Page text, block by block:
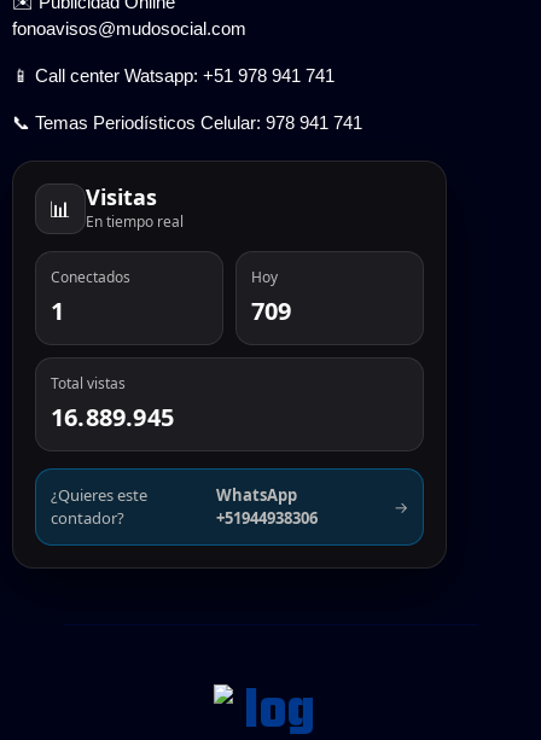
fonoavisos@mudosocial.com
📱 Call center Watsapp: +51 978 941 741
📞 Temas Periodísticos Celular: 978 941 741
📊 Visitas
En tiempo real
Conectados
1
Hoy
709
Total vistas
16.889.945
¿Quieres este
contador?
WhatsApp
+51944938306
→